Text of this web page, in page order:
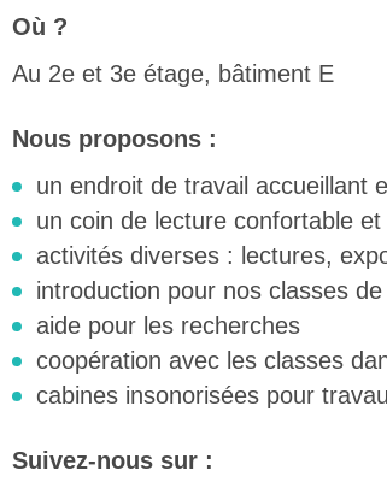
Où ?
Au 2e et 3e étage, bâtiment E
Nous proposons :
un endroit de travail accueillant
un coin de lecture confortable
activités diverses : lectures,
introduction pour nos classes
aide pour les recherches
coopération avec les classes
cabines insonorisées pour
Suivez-nous sur :